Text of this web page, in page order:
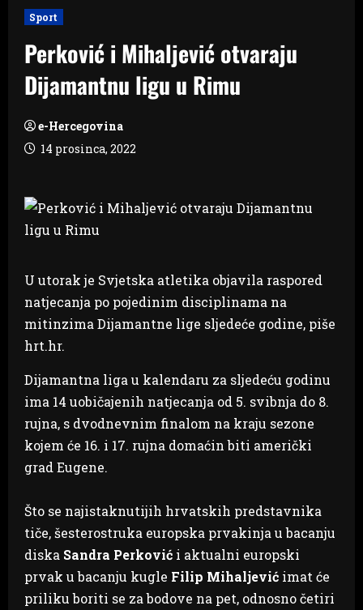
Sport
Perković i Mihaljević otvaraju
Dijamantnu ligu u Rimu
e-Hercegovina
14 prosinca, 2022
U utorak je Svjetska atletika objavila raspored
natjecanja po pojedinim disciplinama na
mitinzima Dijamantne lige sljedeće godine, piše
hrt.hr.
Dijamantna liga u kalendaru za sljedeću godinu
ima 14 uobičajenih natjecanja od 5. svibnja do 8.
rujna, s dvodnevnim finalom na kraju sezone
kojem će 16. i 17. rujna domaćin biti američki
grad Eugene.
Što se najistaknutijih hrvatskih predstavnika
tiče, šesterostruka europska prvakinja u bacanju
diska Sandra Perković i aktualni europski
prvak u bacanju kugle Filip Mihaljević imat će
priliku boriti se za bodove na pet, odnosno četiri